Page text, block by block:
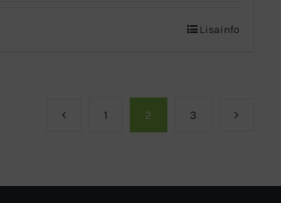
Lisainfo
1 2 3